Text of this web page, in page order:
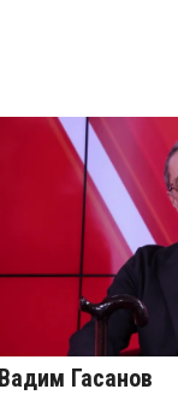
Вадим Гасанов